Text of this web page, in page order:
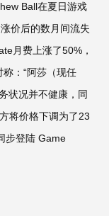
Ball在夏日游戏
价后的数月间流失
月费上涨了50%，
：“阿莎（现任
状况并不健康，同
将价格下调为了23
步登陆 Game